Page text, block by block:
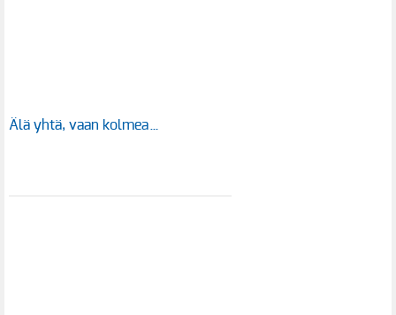
Älä yhtä, vaan kolmea…